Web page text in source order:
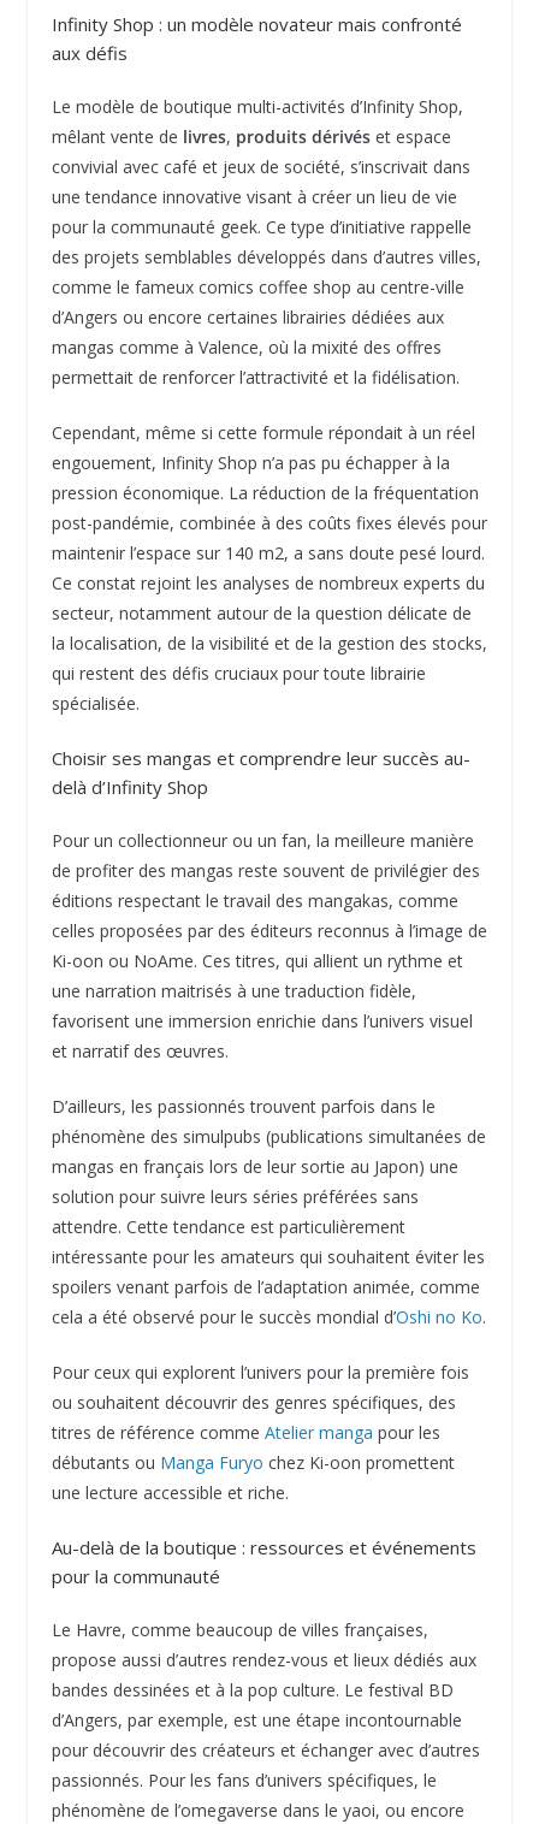
Infinity Shop : un modèle novateur mais confronté
aux défis
Le modèle de boutique multi-activités d’Infinity Shop,
mêlant vente de livres, produits dérivéset espace
convivial avec café et jeux de société, s’inscrivait dans
une tendance innovative visant à créer un lieu de vie
pour la communauté geek. Ce type d’initiative rappelle
des projets semblables développés dans d’autres villes,
comme le fameux comics coffee shop au centre-ville
d’Angers ou encore certaines librairies dédiées aux
mangas comme à Valence, où la mixité des offres
permettait de renforcer l’attractivité et la fidélisation.
Cependant, même si cette formule répondait à un réel
engouement, Infinity Shop n’a pas pu échapper à la
pression économique. La réduction de la fréquentation
post-pandémie, combinée à des coûts fixes élevés pour
maintenir l’espace sur 140 m2, a sans doute pesé lourd.
Ce constat rejoint les analyses de nombreux experts du
secteur, notamment autour de la question délicate de
la localisation, de la visibilité et de la gestion des stocks,
qui restent des défis cruciaux pour toute librairie
spécialisée.
Choisir ses mangas et comprendre leur succès au-
delà d’Infinity Shop
Pour un collectionneur ou un fan, la meilleure manière
de profiter des mangas reste souvent de privilégier des
éditions respectant le travail des mangakas, comme
celles proposées par des éditeurs reconnus à l’image de
Ki-oon ou NoAme. Ces titres, qui allient un rythme et
une narration maitrisés à une traduction fidèle,
favorisent une immersion enrichie dans l’univers visuel
et narratif des œuvres.
D’ailleurs, les passionnés trouvent parfois dans le
phénomène des simulpubs (publications simultanées de
mangas en français lors de leur sortie au Japon) une
solution pour suivre leurs séries préférées sans
attendre. Cette tendance est particulièrement
intéressante pour les amateurs qui souhaitent éviter les
spoilers venant parfois de l’adaptation animée, comme
cela a été observé pour le succès mondial d’Oshi no Ko.
Pour ceux qui explorent l’univers pour la première fois
ou souhaitent découvrir des genres spécifiques, des
titres de référence comme Atelier manga pour les
débutants ou Manga Furyo chez Ki-oon promettent
une lecture accessible et riche.
Au-delà de la boutique : ressources et événements
pour la communauté
Le Havre, comme beaucoup de villes françaises,
propose aussi d’autres rendez-vous et lieux dédiés aux
bandes dessinées et à la pop culture. Le festival BD
d’Angers, par exemple, est une étape incontournable
pour découvrir des créateurs et échanger avec d’autres
passionnés. Pour les fans d’univers spécifiques, le
phénomène de l’omegaverse dans le yaoi, ou encore